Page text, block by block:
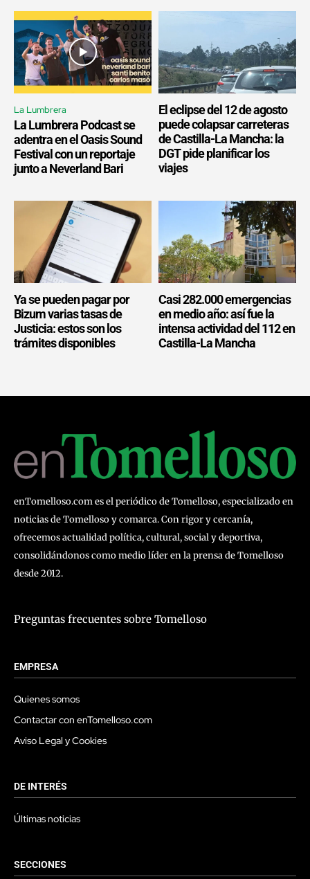
La Lumbrera
La Lumbrera Podcast se
adentra en el Oasis Sound
Festival con un reportaje
junto a Neverland Bari
El eclipse del 12 de agosto
puede colapsar carreteras
de Castilla-La Mancha: la
DGT pide planificar los
viajes
Ya se pueden pagar por
Bizum varias tasas de
Justicia: estos son los
trámites disponibles
Casi 282.000 emergencias
en medio año: así fue la
intensa actividad del 112 en
Castilla-La Mancha
enTomelloso.com es el periódico de Tomelloso, especializado en
noticias de Tomelloso y comarca. Con rigor y cercanía,
ofrecemos actualidad política, cultural, social y deportiva,
consolidándonos como medio líder en la prensa de Tomelloso
desde 2012.
Preguntas frecuentes sobre Tomelloso
EMPRESA
Quienes somos
Contactar con enTomelloso.com
Aviso Legal y Cookies
DE INTERÉS
Últimas noticias
SECCIONES